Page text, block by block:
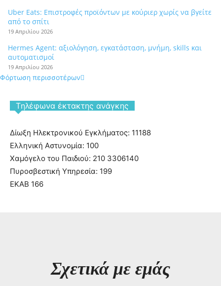
Uber Eats: Επιστροφές προϊόντων με κούριερ χωρίς να βγείτε
από το σπίτι
19 Απριλίου 2026
Hermes Agent: αξιολόγηση, εγκατάσταση, μνήμη, skills και
αυτοματισμοί
19 Απριλίου 2026
Φόρτωση περισσοτέρων
Tηλέφωνα έκτακτης ανάγκης
Δίωξη Ηλεκτρονικού Εγκλήματος: 11188
Ελληνική Αστυνομία: 100
Χαμόγελο του Παιδιού: 210 3306140
Πυροσβεστική Υπηρεσία: 199
ΕΚΑΒ 166
Σχετικά με εμάς